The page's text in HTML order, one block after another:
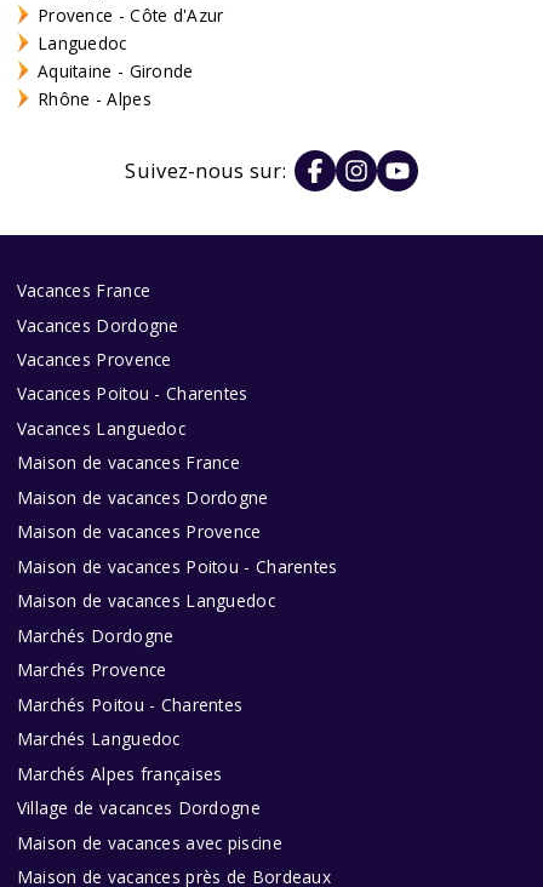
Provence - Côte d'Azur
Languedoc
Aquitaine - Gironde
Rhône - Alpes
Suivez-nous sur:
Vacances France
Vacances Dordogne
Vacances Provence
Vacances Poitou - Charentes
Vacances Languedoc
Maison de vacances France
Maison de vacances Dordogne
Maison de vacances Provence
Maison de vacances Poitou - Charentes
Maison de vacances Languedoc
Marchés Dordogne
Marchés Provence
Marchés Poitou - Charentes
Marchés Languedoc
Marchés Alpes françaises
Village de vacances Dordogne
Maison de vacances avec piscine
Maison de vacances près de Bordeaux